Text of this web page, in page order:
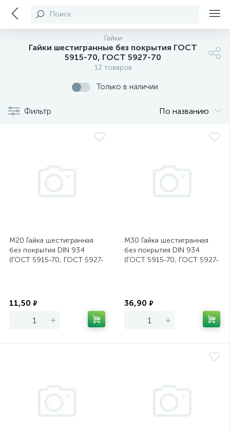
Поиск
Гайки
Гайки шестигранные без покрытия ГОСТ
5915-70, ГОСТ 5927-70
12 товаров
Только в наличии
Фильтр По названию
М20 Гайка шестигранная
без покрытия DIN 934
(ГОСТ 5915-70, ГОСТ 5927-
11,50 ₽
- +
М30 Гайка шестигранная
без покрытия DIN 934
(ГОСТ 5915-70, ГОСТ 5927-
36,90 ₽
- +